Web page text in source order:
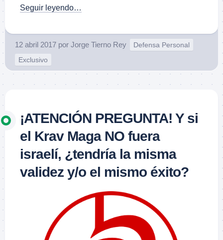
Seguir leyendo…
12 abril 2017 por Jorge Tierno Rey
Defensa Personal
Exclusivo
¡ATENCIÓN PREGUNTA! Y si
el Krav Maga NO fuera
israelí, ¿tendría la misma
validez y/o el mismo éxito?